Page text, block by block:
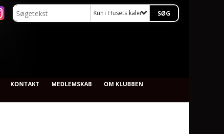
Kun i Husets kalender
KONTAKT MEDLEMSKAB
OM KLUBBEN